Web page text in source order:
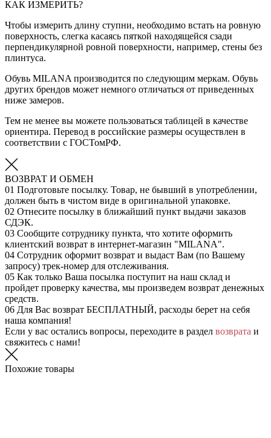
КАК ИЗМЕРИТЬ?
Чтобы измерить длину ступни, необходимо встать на ровную
поверхность, слегка касаясь пяткой находящейся сзади
перпендикулярной ровной поверхности, например, стены без
плинтуса.
Обувь MILANA производится по следующим меркам. Обувь
других брендов может немного отличаться от приведенных
ниже замеров.
Тем не менее вы можете пользоваться таблицей в качестве
ориентира. Перевод в российские размеры осуществлен в
соответствии с ГОСТомРФ.
ВОЗВРАТ И ОБМЕН
01 Подготовьте посылку. Товар, не бывший в употреблении,
должен быть в чистом виде в оригинальной упаковке.
02 Отнесите посылку в ближайший пункт выдачи заказов
СДЭК.
03 Сообщите сотруднику пункта, что хотите оформить
клиентский возврат в интернет-магазин "MILANA".
04 Сотрудник оформит возврат и выдаст Вам (по Вашему
запросу) трек-номер для отслеживания.
05 Как только Ваша посылка поступит на наш склад и
пройдет проверку качества, мы произведем возврат денежных
средств.
06 Для Вас возврат БЕСПЛАТНЫЙ, расходы берет на себя
наша компания!
Если у вас остались вопросы, переходите в раздел возврата и
свяжитесь с нами!
Похожие товары